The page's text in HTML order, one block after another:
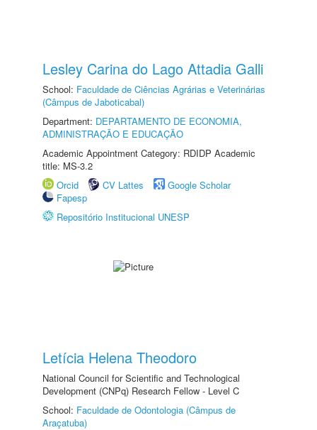
Lesley Carina do Lago Attadia Galli
School: Faculdade de Ciências Agrárias e Veterinárias
(Câmpus de Jaboticabal)
Department: DEPARTAMENTO DE ECONOMIA,
ADMINISTRAÇÃO E EDUCAÇÃO
Academic Appointment Category: RDIDP Academic
title: MS-3.2
Orcid
CV Lattes
Google Scholar
Fapesp
Repositório Institucional UNESP
Letícia Helena Theodoro
National Council for Scientific and Technological
Development (CNPq) Research Fellow - Level C
School: Faculdade de Odontologia (Câmpus de
Araçatuba)